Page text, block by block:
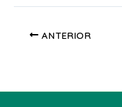
ANTERIOR